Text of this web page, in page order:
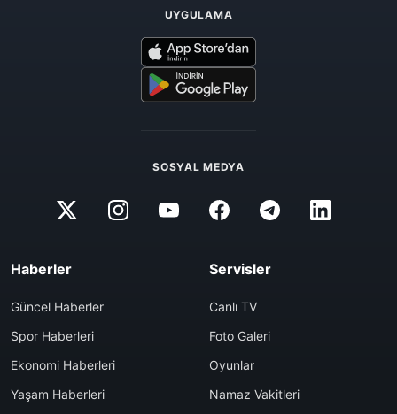
UYGULAMA
SOSYAL MEDYA
Haberler
Güncel Haberler
Spor Haberleri
Ekonomi Haberleri
Yaşam Haberleri
Servisler
Canlı TV
Foto Galeri
Oyunlar
Namaz Vakitleri